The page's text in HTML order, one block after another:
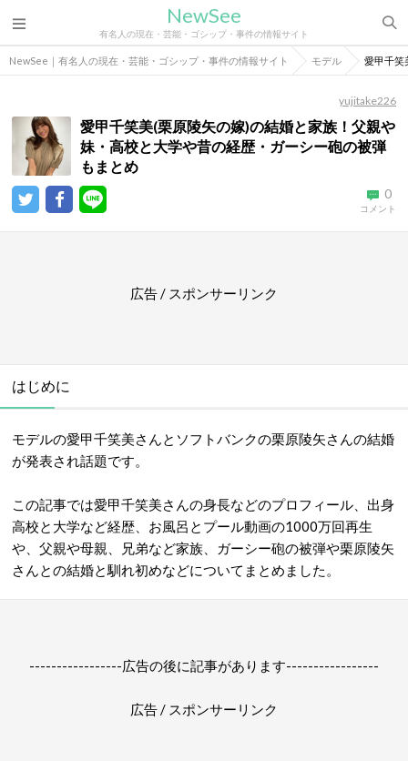
NewSee
有名人の現在・芸能・ゴシップ・事件の情報サイト
NewSee｜有名人の現在・芸能・ゴシップ・事件の情報サイト モデル 愛甲千笑
yujitake226
愛甲千笑美(栗原陵矢の嫁)の結婚と家族！父親や
妹・高校と大学や昔の経歴・ガーシー砲の被弾
もまとめ
0
コメント
広告 / スポンサーリンク
はじめに
モデルの愛甲千笑美さんとソフトバンクの栗原陵矢さんの結婚
が発表され話題です。
この記事では愛甲千笑美さんの身長などのプロフィール、出身
高校と大学など経歴、お風呂とプール動画の1000万回再生
や、父親や母親、兄弟など家族、ガーシー砲の被弾や栗原陵矢
さんとの結婚と馴れ初めなどについてまとめました。
-----------------広告の後に記事があります-----------------
広告 / スポンサーリンク